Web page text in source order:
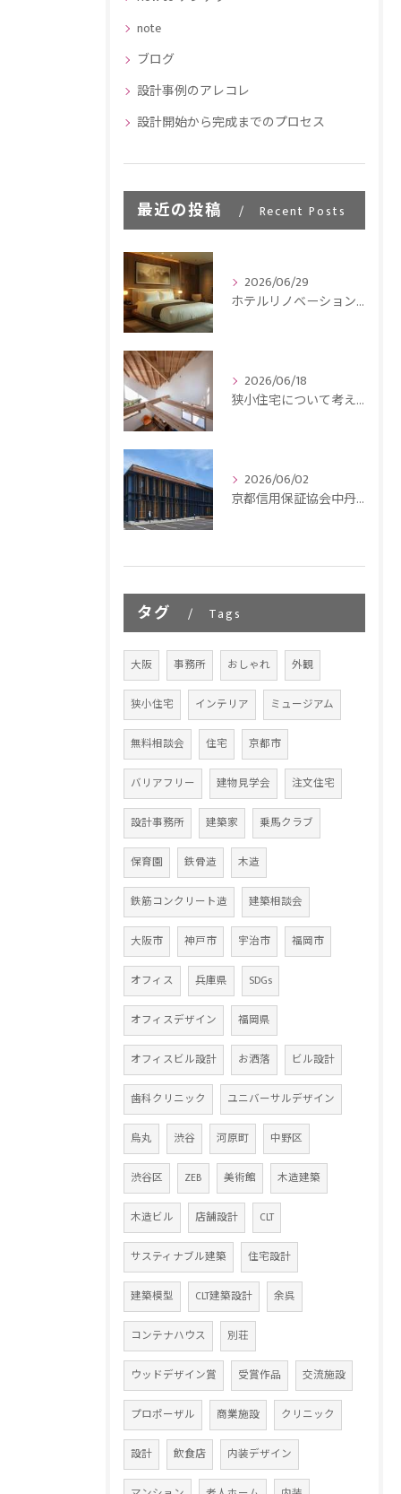
note
ブログ
設計事例のアレコレ
設計開始から完成までのプロセス
最近の投稿 Recent Posts
2026/06/29
ホテルリノベーションについて考える｜建築の価値を再編集するという選択
2026/06/18
狭小住宅について考える｜限られた広さの中に豊かさを見つける
2026/06/02
京都信用保証協会中丹支所から木造蒸溜施設へ｜3つの受賞から読み解く木造建築の価値
タグ Tags
大阪 事務所 おしゃれ 外観
狭小住宅 インテリア ミュージアム
無料相談会 住宅 京都市
バリアフリー 建物見学会 注文住宅
設計事務所 建築家 乗馬クラブ
保育園 鉄骨造 木造
鉄筋コンクリート造 建築相談会
大阪市 神戸市 宇治市 福岡市
オフィス 兵庫県 SDGs
オフィスデザイン 福岡県
オフィスビル設計 お洒落 ビル設計
歯科クリニック ユニバーサルデザイン
烏丸 渋谷 河原町 中野区
渋谷区 ZEB 美術館 木造建築
木造ビル 店舗設計 CLT
サスティナブル建築 住宅設計
建築模型 CLT建築設計 余呉
コンテナハウス 別荘
ウッドデザイン賞 受賞作品 交流施設
プロポーザル 商業施設 クリニック
設計 飲食店 内装デザイン